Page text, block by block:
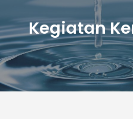
Kegiatan